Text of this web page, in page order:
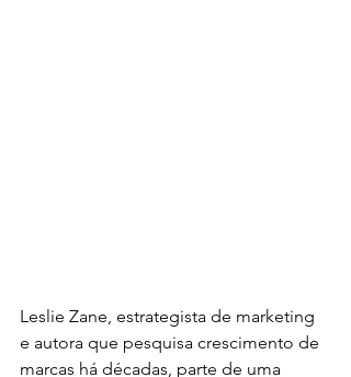
Leslie Zane, estrategista de marketing
e autora que pesquisa crescimento de
marcas há décadas, parte de uma